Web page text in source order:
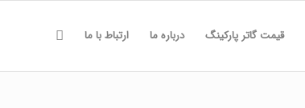
قیمت گاتر پارکینگ درباره ما ارتباط با ما